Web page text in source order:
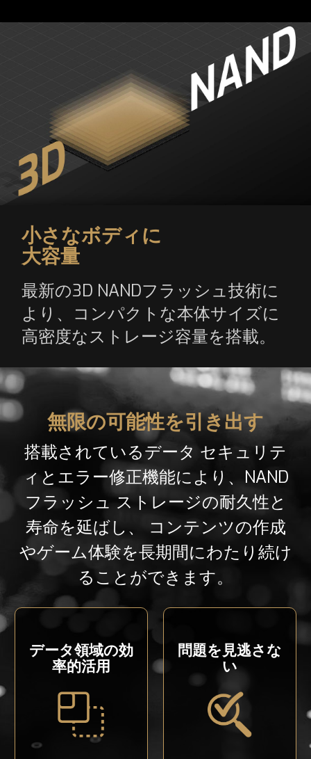
小さなボディに
大容量
最新の3D NANDフラッシュ技術に
より、コンパクトな本体サイズに
高密度なストレージ容量を搭載。
無限の可能性を引き出す
搭載されているデータ セキュリテ
ィとエラー修正機能により、NAND
フラッシュ ストレージの耐久性と
寿命を延ばし、 コンテンツの作成
やゲーム体験を長期間にわたり続け
ることができます。
データ領域の効
率的活用
問題を見逃さな
い